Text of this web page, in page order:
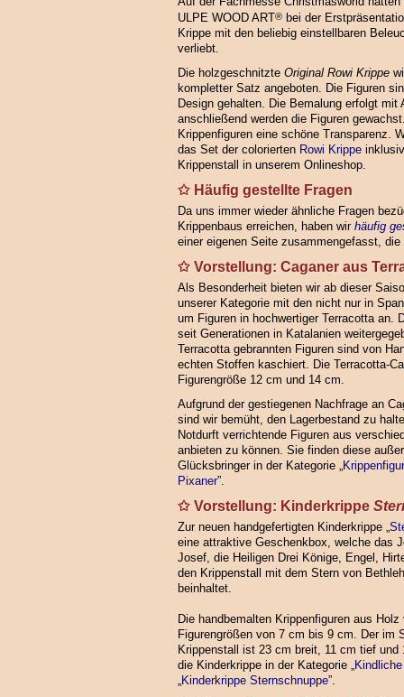
ULPE WOOD ART® bei der
Krippe mit den beliebig einstellbaren
verliebt.
Die holzgeschnitzte Original Rowi Krippe
kompletter Satz angeboten. Die Figuren
Design gehalten. Die Bemalung erfolgt mit
anschließend werden die Figuren
Krippenfiguren eine schöne Transparenz.
das Set der colorierten Rowi Krippe
Krippenstall in unserem Onlineshop.
Häufig gestellte Fragen
Da uns immer wieder ähnliche Fragen
Krippenbaus erreichen, haben wir häufig
einer eigenen Seite zusammengefasst,
Vorstellung: Caganer aus
Als Besonderheit bieten wir ab dieser
unserer Kategorie mit den nicht nur in
um Figuren in hochwertiger Terracotta an.
seit Generationen in Katalanien
Terracotta gebrannten Figuren sind von
echten Stoffen kaschiert. Die Terracotta-
Figurengröße 12 cm und 14 cm.
Aufgrund der gestiegenen Nachfrage an
sind wir bemüht, den Lagerbestand zu
Notdurft verrichtende Figuren aus
anbieten zu können. Sie finden diese
Glücksbringer in der Kategorie „
Pixaner”.
Vorstellung: Kinderkrippe
Zur neuen handgefertigten Kinderkrippe „
eine attraktive Geschenkbox, welche das
Josef, die Heiligen Drei Könige, Engel,
den Krippenstall mit dem Stern von
beinhaltet.
Die handbemalten Krippenfiguren aus
Figurengrößen von 7 cm bis 9 cm. Der im
Krippenstall ist 23 cm breit, 11 cm tief
die Kinderkrippe in der Kategorie „
„Kinderkrippe Sternschnuppe”.